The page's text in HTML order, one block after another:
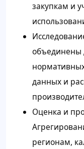
закупкам и
объединены
данных и
Оценка и
регионам,